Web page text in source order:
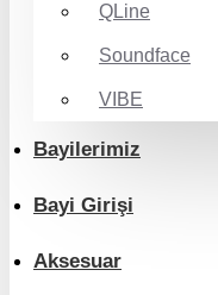
QLine
Soundface
VIBE
Bayilerimiz
Bayi Girişi
Aksesuar